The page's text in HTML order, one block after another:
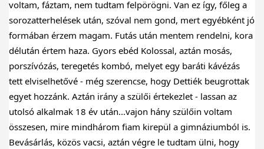
voltam, fáztam, nem tudtam felpörögni. Van ez így, főleg a
sorozatterhelések után, szóval nem gond, mert egyébként jó
formában érzem magam. Futás után mentem rendelni, kora
délután értem haza. Gyors ebéd Kolossal, aztán mosás,
porszívózás, teregetés kombó, melyet egy baráti kávézás
tett elviselhetővé - még szerencse, hogy Dettiék beugrottak
egyet hozzánk. Aztán irány a szülői értekezlet - lassan az
utolsó alkalmak 18 év után...vajon hány szülőin voltam
összesen, mire mindhárom fiam kirepül a gimnáziumból is.
Bevásárlás, közös vacsi, aztán végre le tudtam ülni, hogy